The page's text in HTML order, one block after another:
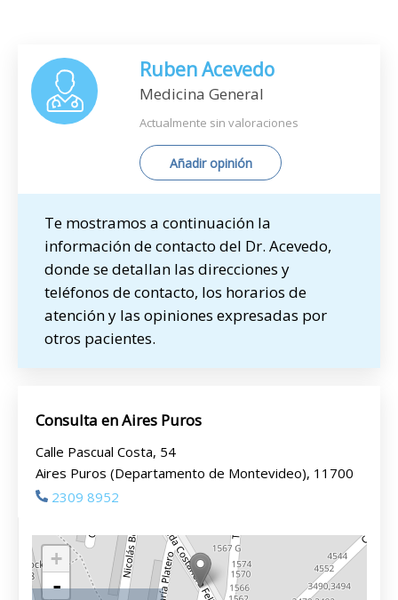
Ruben Acevedo
Medicina General
Actualmente sin valoraciones
Añadir opinión
Te mostramos a continuación la
información de contacto del Dr. Acevedo,
donde se detallan las direcciones y
teléfonos de contacto, los horarios de
atención y las opiniones expresadas por
otros pacientes.
Consulta en Aires Puros
Calle Pascual Costa, 54
Aires Puros (Departamento de Montevideo), 11700
2309 8952
+
-